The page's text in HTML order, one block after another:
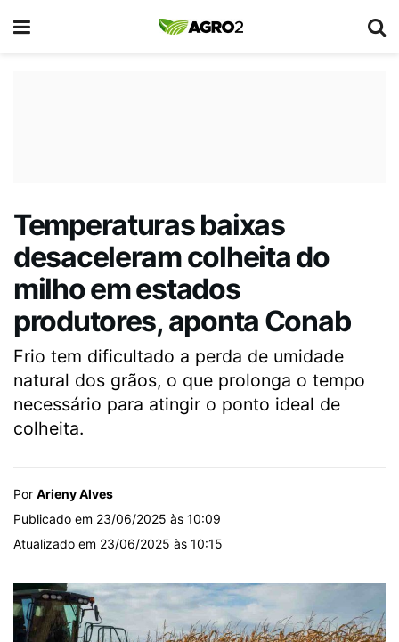
Temperaturas baixas
desaceleram colheita do
milho em estados
produtores, aponta Conab
Frio tem dificultado a perda de umidade
natural dos grãos, o que prolonga o tempo
necessário para atingir o ponto ideal de
colheita.
Por Arieny Alves
Publicado em 23/06/2025 às 10:09
Atualizado em 23/06/2025 às 10:15